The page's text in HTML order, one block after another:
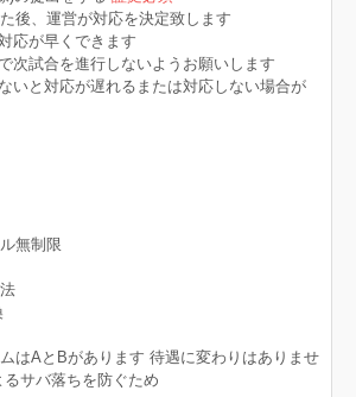
後、運営が対応を決定致します
応が早くできます
次試合を進行しないようお願いします
いと対応が遅れるまたは対応しない場合が
無制限
はAとBがあります 待遇に変わりはありませ
サバ落ちを防ぐため